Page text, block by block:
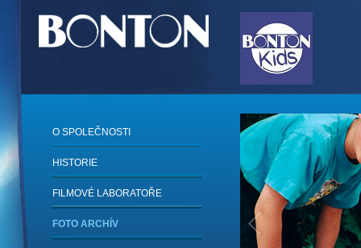
O SPOLEČNOSTI
HISTORIE
FILMOVÉ LABORATOŘE
FOTO ARCHÍV